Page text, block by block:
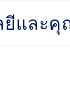
ยีและ